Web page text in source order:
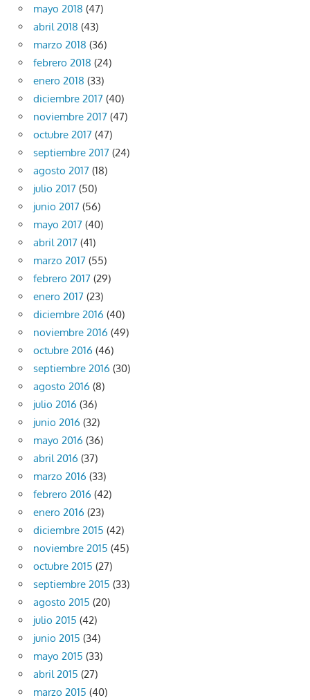
mayo 2018 (47)
abril 2018 (43)
marzo 2018 (36)
febrero 2018 (24)
enero 2018 (33)
diciembre 2017 (40)
noviembre 2017 (47)
octubre 2017 (47)
septiembre 2017 (24)
agosto 2017 (18)
julio 2017 (50)
junio 2017 (56)
mayo 2017 (40)
abril 2017 (41)
marzo 2017 (55)
febrero 2017 (29)
enero 2017 (23)
diciembre 2016 (40)
noviembre 2016 (49)
octubre 2016 (46)
septiembre 2016 (30)
agosto 2016 (8)
julio 2016 (36)
junio 2016 (32)
mayo 2016 (36)
abril 2016 (37)
marzo 2016 (33)
febrero 2016 (42)
enero 2016 (23)
diciembre 2015 (42)
noviembre 2015 (45)
octubre 2015 (27)
septiembre 2015 (33)
agosto 2015 (20)
julio 2015 (42)
junio 2015 (34)
mayo 2015 (33)
abril 2015 (27)
marzo 2015 (40)